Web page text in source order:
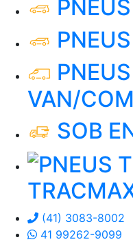
PNEUS
VAN/
SOB
(41) 3083-8002
41 99262-9099